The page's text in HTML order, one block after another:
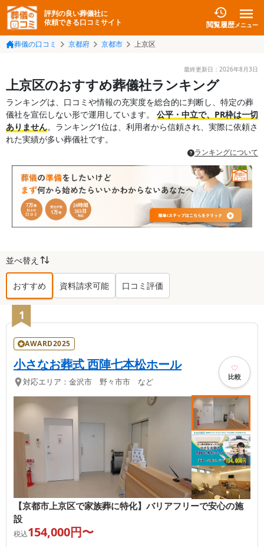
評判の良い葬儀社に
依頼できる口コミサイト
閲覧履歴メニュー
葬儀の口コミ 京都府 京都市 上京区
最終更新日： 2026年8月3日
上京区のおすすめ葬儀社ランキング
ランキングは、口コミや情報の充実度を総合的に判断し、特定の葬
儀社を宣伝しない形で運用しています。 公平・中立で、PR枠は一切
ありません。ランキング1位は、利用者から信頼され、実際に依頼さ
れた実績が多い葬儀社です。
ランキングについて
並べ替え
おすすめ 資料請求可能 口コミ評価
上京区
1
AWARD2025
小さなお葬式 西陣七本松ホール
対応エリア： 金沢市 野々市市 など 比較
【京都市上京区で家族葬に特化】バリアフリーで安心の施
設
税込154,000円〜